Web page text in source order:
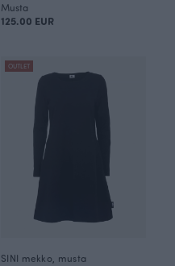
Musta
125.00 EUR
OUTLET
SINI mekko, musta